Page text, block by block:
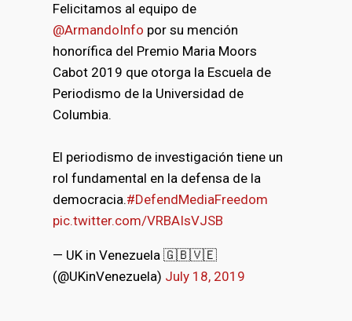
Felicitamos al equipo de
@ArmandoInfo por su mención
honorífica del Premio Maria Moors
Cabot 2019 que otorga la Escuela de
Periodismo de la Universidad de
Columbia.
El periodismo de investigación tiene un
rol fundamental en la defensa de la
democracia.#DefendMediaFreedom
pic.twitter.com/VRBAIsVJSB
— UK in Venezuela 🇬🇧🇻🇪
(@UKinVenezuela) July 18, 2019